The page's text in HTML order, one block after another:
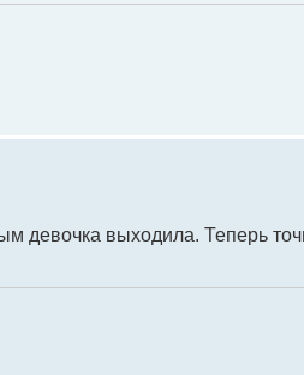
девочка выходила. Теперь